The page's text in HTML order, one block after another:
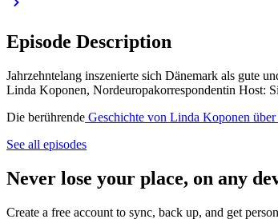
Episode Description
Jahrzehntelang inszenierte sich Dänemark als gute
Linda Koponen, Nordeuropakorrespondentin Host:
Die berührende Geschichte von Linda Koponen
See all episodes
Never lose your place, on any
Create a free account to sync, back up, and get